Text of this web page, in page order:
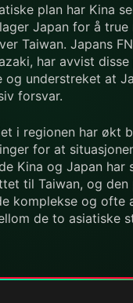
plan har Kina
Japan for å
Taiwan. Japans
har avvist
og understreket at
forsvar.
i regionen har økt
for at
Kina og Japan har
til Taiwan, og den
komplekse og ofte
de to asiatiske